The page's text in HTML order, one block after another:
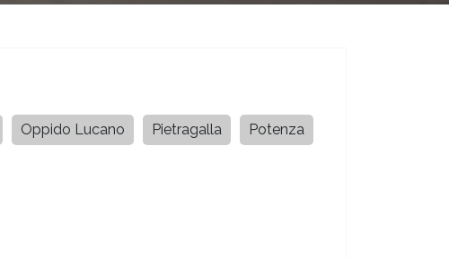
Oppido Lucano Pietragalla Potenza